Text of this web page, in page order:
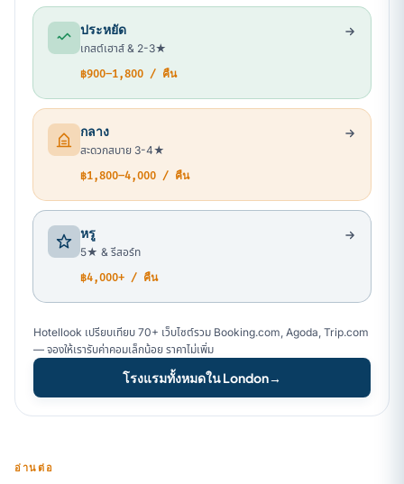
ประหยัด
เกสต์เฮาส์ & 2-3★
฿900–1,800 / คืน
กลาง
สะดวกสบาย 3-4★
฿1,800–4,000 / คืน
หรู
5★ & รีสอร์ท
฿4,000+ / คืน
Hotellook เปรียบเทียบ 70+ เว็บไซต์รวม Booking.com, Agoda, Trip.com
— จองให้เรารับค่าคอมเล็กน้อย ราคาไม่เพิ่ม
โรงแรมทั้งหมดใน London→
อ่านต่อ